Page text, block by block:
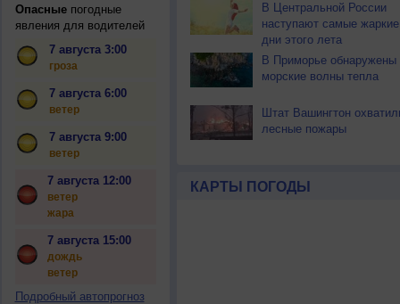
Опасныепогодные
явления для водителей
7 августа 3:00
гроза
7 августа 6:00
ветер
7 августа 9:00
ветер
7 августа 12:00
ветер
жара
7 августа 15:00
дождь
ветер
Подробный автопрогноз
В Центральной России
наступают самые жаркие
дни этого лета
В Приморье обнаружены
морские волны тепла
Штат Вашингтон
лесные пожары
КАРТЫ ПОГОДЫ